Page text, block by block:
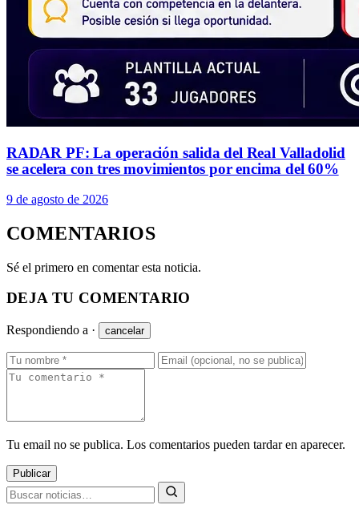
RADAR PF: La operación salida del Real Valladolid
se acelera con tres movimientos por encima del 60%
9 de agosto de 2026
COMENTARIOS
Sé el primero en comentar esta noticia.
DEJA TU COMENTARIO
Respondiendo a · cancelar
Tu email no se publica. Los comentarios pueden tardar en aparecer.
Publicar